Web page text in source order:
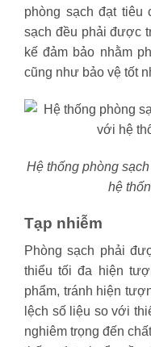
phòng sạch đạt tiêu
sạch đều phải được
kế đảm bảo nhằm
cũng như bảo vệ tốt
Hệ thống phòng
hệ
Tạp nhiễm
Phòng sạch phải
thiểu tối đa hiện
phẩm, tránh hiện
lệch số liệu so với
nghiêm trọng đến